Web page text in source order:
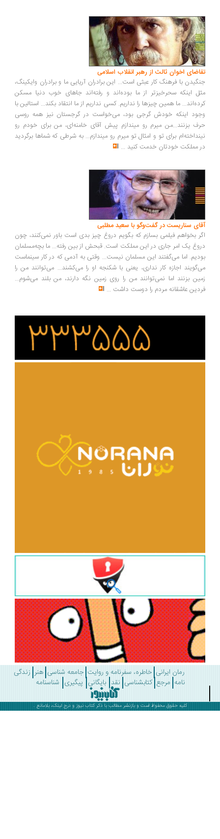
اخوان ثالث از رهبر انقلاب اسلامی
با فرهنگ کار عبثی است... این برادران آریایی ما و برادران وایکینگ،
اینکه سحرخیزتر از ما بوده‌اند و رفته‌اند جاهای خوب دنیا مسکن
ما همین چیزها را نداریم. کسی نداریم از ما انتقاد بکند... استالین با
اینکه خودش گرجی بود، می‌خواست در گرجستان نیز همه روسی
بزنند...من میرم رو میندازم پیش آقای خامنه‌ای، من برای خودم رو
برای تو و امثال تو میرم رو میندازم... به شرطی که شماها برگردید
مملکت خودتان خدمت کنید...
سناریست در گفت‌وگو با سعید مطلبی
بخواهم فیلمی بسازم که بگویم دروغ چیز بدی است باور نمی‌کنند، چون
یک امر جاری در این مملکت است. قبحش از بین رفته... ما بچه‌مسلمان
اما می‌گفتند این مسلمان نیست... وقتی به آدمی که در کار سینماست
اجازه کار نداری، یعنی با شکنجه او را می‌کشند... می‌توانند من را
بزنند اما نمی‌توانند من را روی زمین نگه دارند، من بلند می‌شوم...
عاشقانه مردم را دوست داشت ...
رمان ایرانی خاطره، سفرنامه و روایت جامعه شناسی هنر زندگی
مرجع کتابشناسی نقد بایگانی پیگیری شناسنامه
کلیه حقوق محفوظ است و بازنشر مطالب با ذکرکتاب نیوز و درج لینک، بلامانع .